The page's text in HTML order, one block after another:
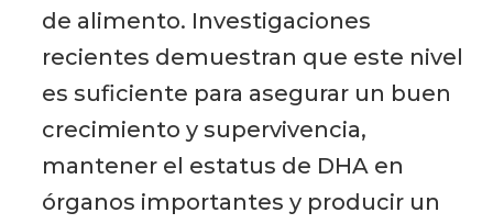
de alimento. Investigaciones
recientes demuestran que este nivel
es suficiente para asegurar un buen
crecimiento y supervivencia,
mantener el estatus de DHA en
órganos importantes y producir un